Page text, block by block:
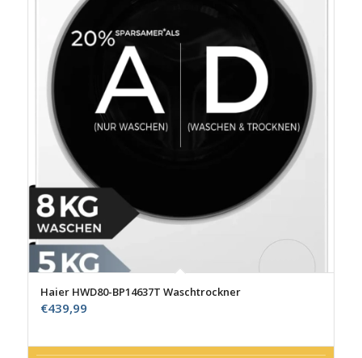
Haier HWD80-BP14637T Waschtrockner
€439,99